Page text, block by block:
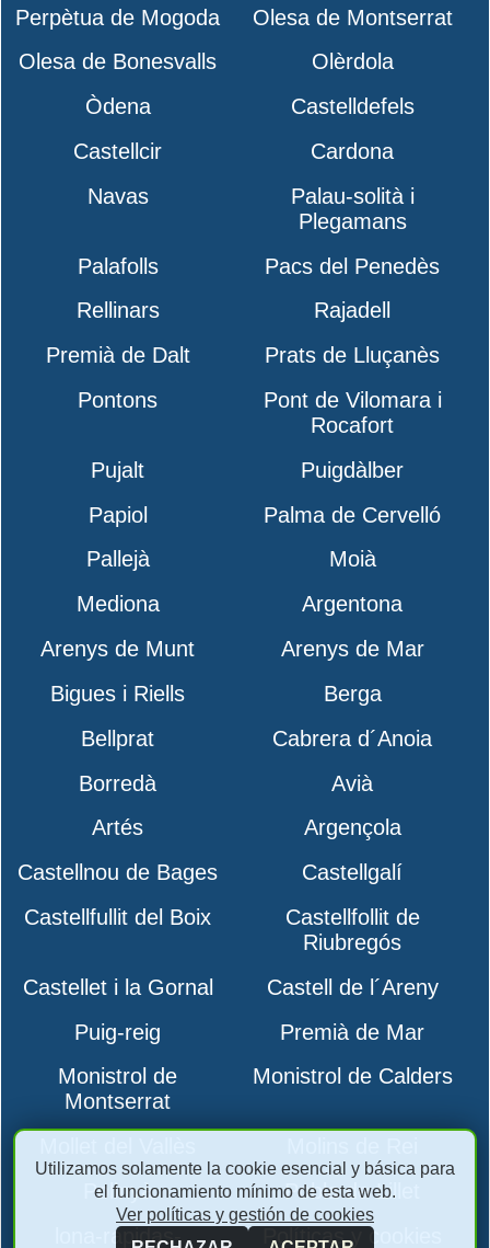
Perpètua de Mogoda
Olesa de Montserrat
Olesa de Bonesvalls
Olèrdola
Òdena
Castelldefels
Castellcir
Cardona
Navas
Palau-solità i
Plegamans
Palafolls
Pacs del Penedès
Rellinars
Rajadell
Premià de Dalt
Prats de Lluçanès
Pontons
Pont de Vilomara i
Rocafort
Pujalt
Puigdàlber
Papiol
Palma de Cervelló
Pallejà
Moià
Mediona
Argentona
Arenys de Munt
Arenys de Mar
Bigues i Riells
Berga
Bellprat
Cabrera d´Anoia
Borredà
Avià
Artés
Argençola
Castellnou de Bages
Castellgalí
Castellfullit del Boix
Castellfollit de
Riubregós
Castellet i la Gornal
Castell de l´Areny
Puig-reig
Premià de Mar
Monistrol de
Montserrat
Monistrol de Calders
Polinyà
Pobla de Lillet
lona-rapidas-
Políticas y cookies
Utilizamos solamente la cookie esencial y básica para
el funcionamiento mínimo de esta web.
Ver políticas y gestión de cookies